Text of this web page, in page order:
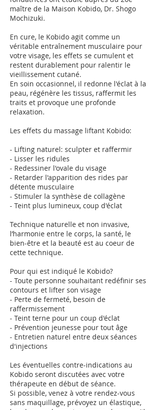
maître de la Maison Kobido, Dr. Shogo
Mochizuki.
En cure, le Kobido agit comme un
véritable entraînement musculaire pour
votre visage, les effets se cumulent et
restent durablement pour ralentir le
vieillissement cutané.
En soin occasionnel, il redonne l'éclat à la
peau, régénère les tissus, raffermit les
traits et provoque une profonde
relaxation.
Les effets du massage liftant Kobido:
- Lifting naturel: sculpter et raffermir
- Lisser les ridules
- Redessiner l'ovale du visage
- Retarder l'apparition des rides par
détente musculaire
- Stimuler la synthèse de collagène
- Teint plus lumineux, coup d'éclat
Technique naturelle et non invasive,
l’harmonie entre le corps, la santé, le
bien-être et la beauté est au coeur de
cette technique.
Pour qui est indiqué le Kobido?
- Toute personne souhaitant redéfinir ses
contours et lifter son visage
- Perte de fermeté, besoin de
raffermissement
- Teint terne pour un coup d'éclat
- Prévention jeunesse pour tout âge
- Entretien naturel entre deux séances
d'injections
Les éventuelles contre-indications au
Kobido seront discutées avec votre
thérapeute en début de séance.
Si possible, venez à votre rendez-vous
sans maquillage, prévoyez un élastique,